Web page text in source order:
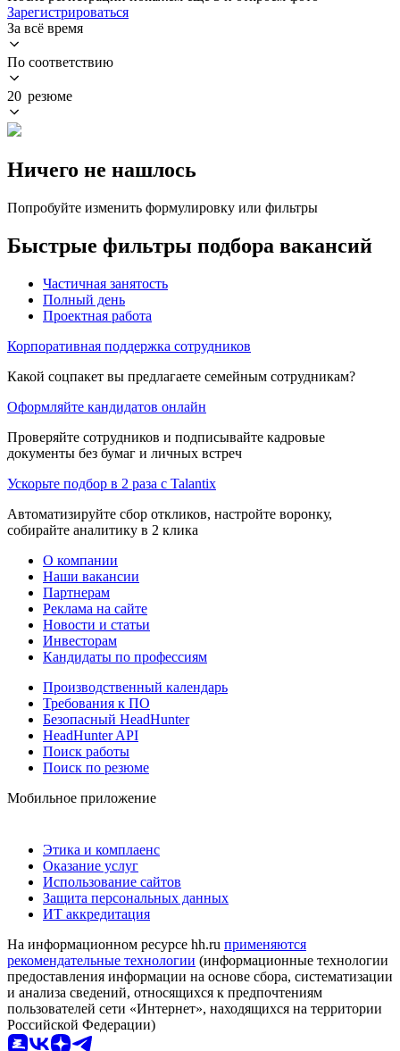
Зарегистрироваться
За всё время
По соответствию
20 резюме
Ничего не нашлось
Попробуйте изменить формулировку или фильтры
Быстрые фильтры подбора вакансий
Частичная занятость
Полный день
Проектная работа
Корпоративная поддержка сотрудников
Какой соцпакет вы предлагаете семейным сотрудникам?
Оформляйте кандидатов онлайн
Проверяйте сотрудников и подписывайте кадровые
документы без бумаг и личных встреч
Ускорьте подбор в 2 раза с Talantix
Автоматизируйте сбор откликов, настройте воронку,
собирайте аналитику в 2 клика
О компании
Наши вакансии
Партнерам
Реклама на сайте
Новости и статьи
Инвесторам
Кандидаты по профессиям
Производственный календарь
Требования к ПО
Безопасный HeadHunter
HeadHunter API
Поиск работы
Поиск по резюме
Мобильное приложение
Этика и комплаенс
Оказание услуг
Использование сайтов
Защита персональных данных
ИТ аккредитация
На информационном ресурсе hh.ru применяются
рекомендательные технологии (информационные технологии
предоставления информации на основе сбора, систематизации
и анализа сведений, относящихся к предпочтениям
пользователей сети «Интернет», находящихся на территории
Российской Федерации)